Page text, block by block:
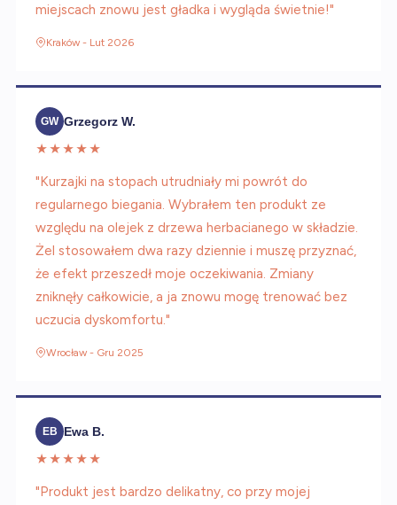
miejscach znowu jest gładka i wygląda świetnie!"
Kraków - Lut 2026
GW Grzegorz W.
★★★★★
"Kurzajki na stopach utrudniały mi powrót do
regularnego biegania. Wybrałem ten produkt ze
względu na olejek z drzewa herbacianego w składzie.
Żel stosowałem dwa razy dziennie i muszę przyznać,
że efekt przeszedł moje oczekiwania. Zmiany
zniknęły całkowicie, a ja znowu mogę trenować bez
uczucia dyskomfortu."
Wrocław - Gru 2025
EB
Ewa B.
★★★★★
"Produkt jest bardzo delikatny, co przy mojej